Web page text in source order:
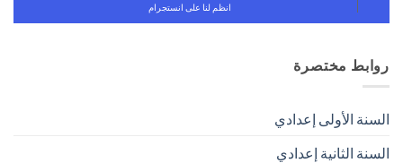
انظم لنا على انستجرام
روابط مختصرة
السنة الأولى إعدادي
السنة الثانية إعدادي